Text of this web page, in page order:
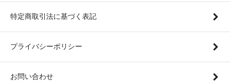
特定商取引法に基づく表記
プライバシーポリシー
お問い合わせ